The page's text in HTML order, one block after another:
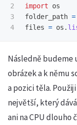
2
3
import
os
folder_path =
files = os .
Následně budeme
obrázek a k němu
a pozici těla.
největší, který
ani na CPU dlouho